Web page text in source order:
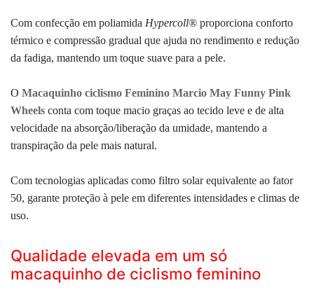
Com confecção em poliamida Hypercoll® proporciona conforto
térmico e compressão gradual que ajuda no rendimento e redução
da fadiga, mantendo um toque suave para a pele.
O Macaquinho ciclismo Feminino Marcio May Funny Pink
Wheels conta com toque macio graças ao tecido leve e de alta
velocidade na absorção/liberação da umidade, mantendo a
transpiração da pele mais natural.
Com tecnologias aplicadas como filtro solar equivalente ao fator
50, garante proteção à pele em diferentes intensidades e climas de
uso.
Qualidade elevada em um só
macaquinho de ciclismo feminino